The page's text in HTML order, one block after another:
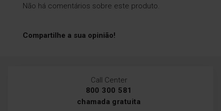
Descongelação por
peso
Não há comentários sobre este produto.
Compartilhe a sua opinião!
Call Center
800 300 581
chamada gratuita